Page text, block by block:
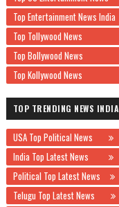
Top Entertainment News India
Top Tollywood News
Top Bollywood News
Top Kollywood News
TOP TRENDING NEWS INDIA
USA Top Political News
India Top Latest News
Political Top Latest News
Telugu Top Latest News